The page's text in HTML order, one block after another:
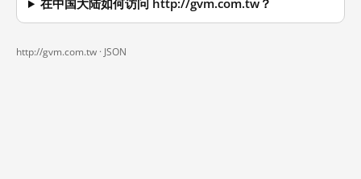
在中国大陆如何访问 http://gvm.com.tw？
http://gvm.com.tw · JSON